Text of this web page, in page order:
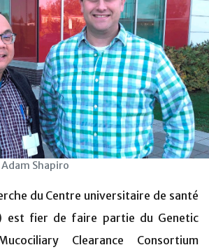
Shapiro
du Centre universitaire de santé
est fier de faire partie du Genetic
Clearance Consortium